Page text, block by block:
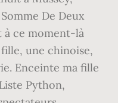
De Deux
à ce moment-là
une chinoise,
Enceinte ma fille
Python,